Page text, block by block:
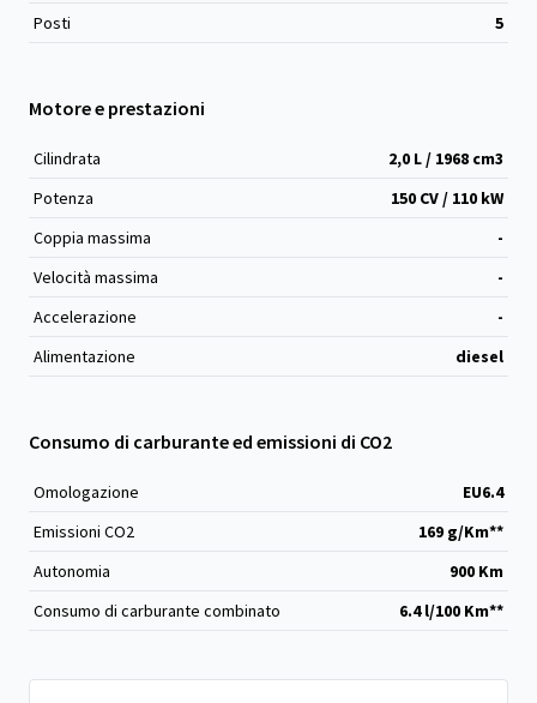
Posti
5
Motore e prestazioni
Cilindrata 2,0 L / 1968 cm3
Potenza
150 CV / 110 kW
Coppia massima
-
Velocità massima
-
Accelerazione
-
Alimentazione
diesel
Consumo di carburante ed emissioni di CO2
Omologazione
EU6.4
Emissioni CO2
169 g/Km**
Autonomia
900 Km
Consumo di carburante combinato
6.4 l/100 Km**